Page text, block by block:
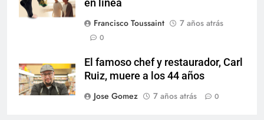
en línea
Francisco Toussaint
7 años atrás
0
El famoso chef y restaurador, Carl
Ruiz, muere a los 44 años
Jose Gomez
7 años atrás 0